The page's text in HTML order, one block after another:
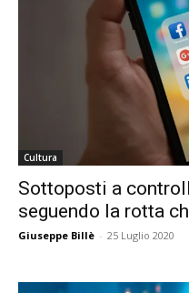
Cultura
Sottoposti a
seguendo la rotta
Giuseppe Billè - 25 Luglio 2020